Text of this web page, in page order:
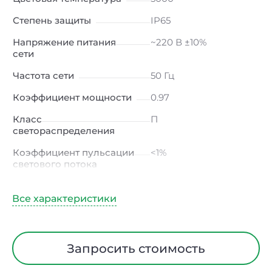
Степень защиты
IP65
Напряжение питания
сети
~220 В ±10%
Частота сети
50 Гц
Коэффициент мощности
0.97
Класс
светораспределения
П
Коэффициент пульсации
светового потока
<1%
Тип кривой силы света
/ Г (глубокая)
Угол рассеивания
30ᵒх90ᵒ
Запросить стоимость